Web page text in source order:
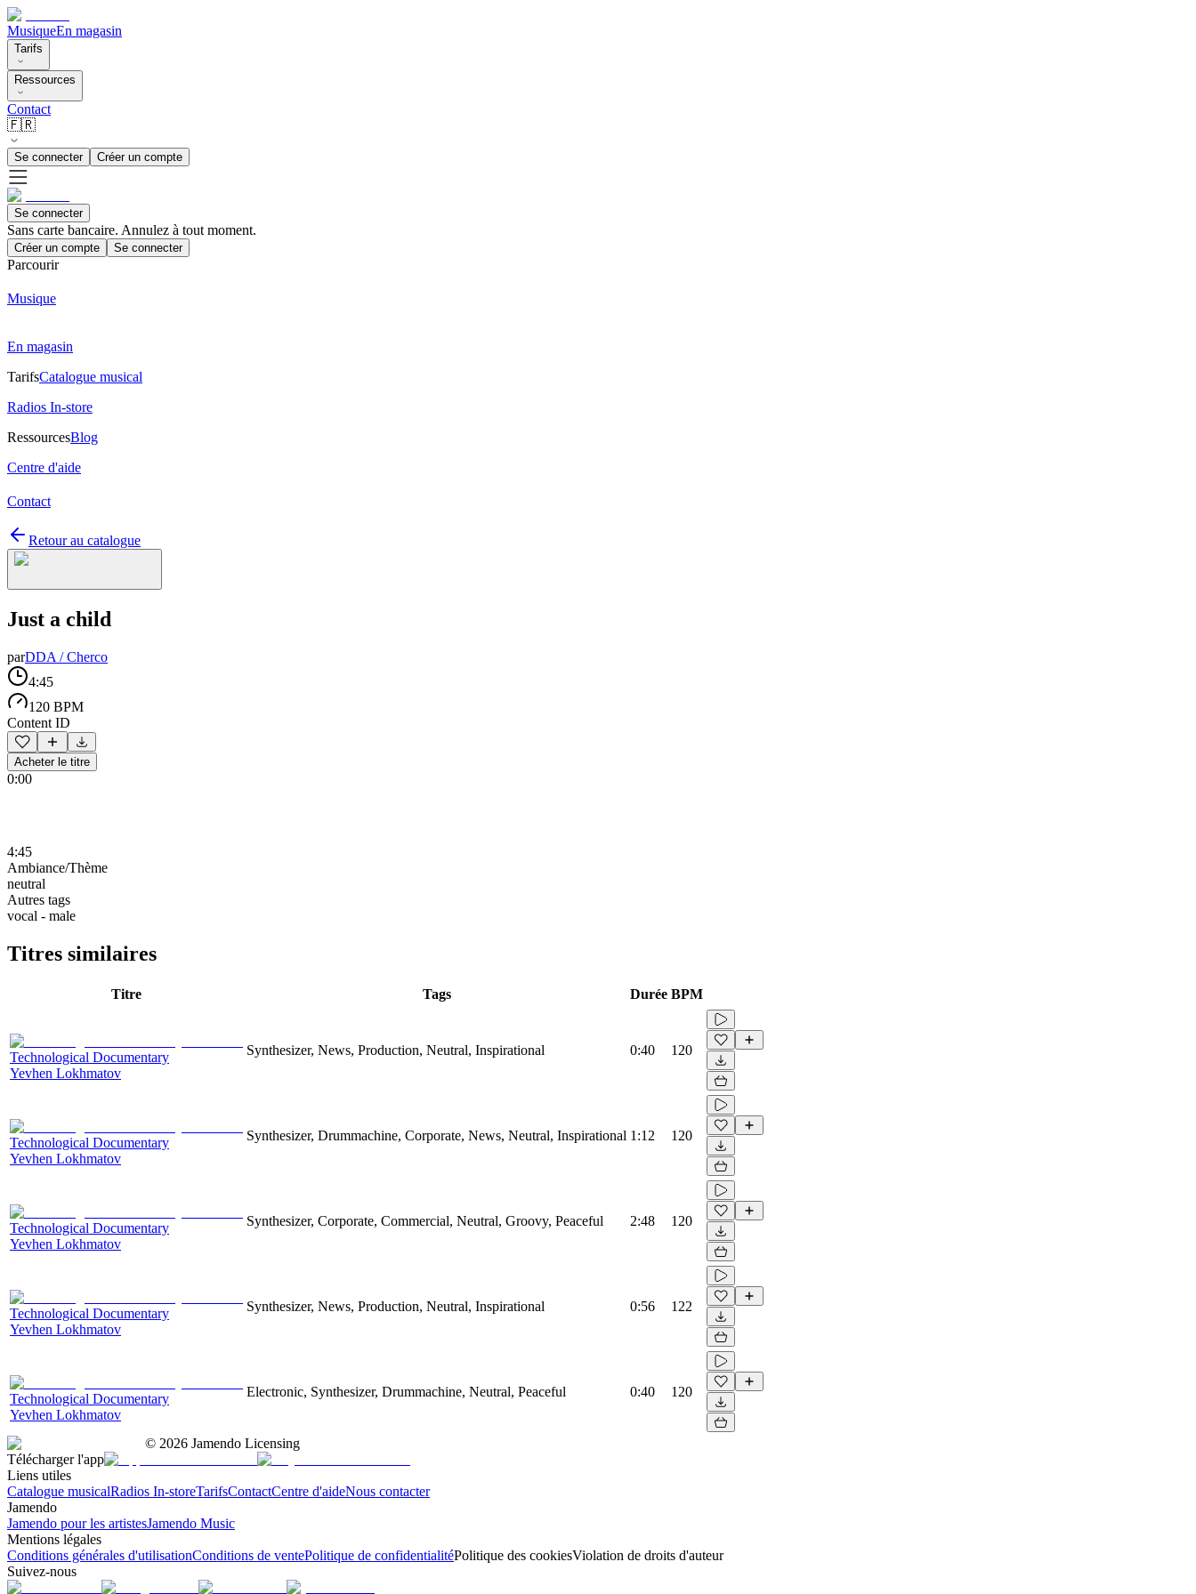
MusiqueEn magasin
Tarifs
Ressources
Contact
🇫🇷
Se connecter Créer un compte
Se connecter
Sans carte bancaire. Annulez à tout moment.
Créer un compte Se connecter
Parcourir
Musique
En magasin
TarifsCatalogue musical
Radios In-store
RessourcesBlog
Centre d'aide
Contact
Retour au catalogue
Just a child
parDDA / Cherco
4:45
120 BPM
Content ID
Acheter le titre
0:00
4:45
Ambiance/Thème
neutral
Autres tags
vocal - male
Titres similaires
Titre Tags Durée BPM
Technological Documentary
Yevhen Lokhmatov
Synthesizer, News, Production, Neutral, Inspirational 0:40 120
Technological Documentary
Yevhen Lokhmatov
Synthesizer, Drummachine, Corporate, News, Neutral, Inspirational 1:12 120
Technological Documentary
Yevhen Lokhmatov
Synthesizer, Corporate, Commercial, Neutral, Groovy, Peaceful 2:48 120
Technological Documentary
Yevhen Lokhmatov
Synthesizer, News, Production, Neutral, Inspirational 0:56 122
Technological Documentary
Yevhen Lokhmatov
Electronic, Synthesizer, Drummachine, Neutral, Peaceful 0:40 120
© 2026 Jamendo Licensing
Télécharger l'app
Liens utiles
Catalogue musicalRadios In-storeTarifsContactCentre d'aideNous contacter
Jamendo
Jamendo pour les artistesJamendo Music
Mentions légales
Conditions générales d'utilisationConditions de ventePolitique de confidentialitéPolitique des cookiesViolation de droits d'auteur
Suivez-nous